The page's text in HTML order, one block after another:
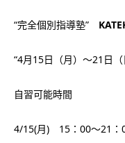
“完全個別指導塾”
“4月15日（月）～21日
自習可能時間
4/15(月) 15：00～21：